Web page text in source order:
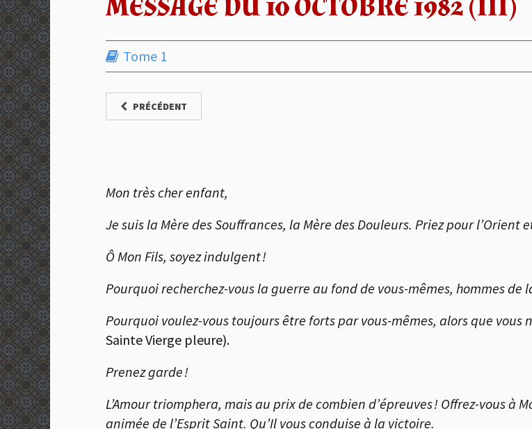
Tome 1
PRÉCÉDENT
Mon très cher enfant,
Je suis la Mère des Souffrances, la Mère des Douleurs. Priez pour l’Orient
Ô Mon Fils, soyez indulgent !
Pourquoi recherchez-vous la guerre au fond de vous-mêmes, hommes de
Pourquoi voulez-vous toujours être forts par vous-mêmes, alors que vous
Sainte Vierge pleure).
Prenez garde !
L’Amour triomphera, mais au prix de combien d’épreuves ! Offrez-vous à
animée de l’Esprit Saint. Qu’Il vous conduise à la victoire.